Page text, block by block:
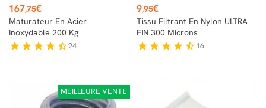
Prix
167,75€
Maturateur En Acier
Inoxydable 200 Kg
star star star star star_half24
Prix
9,95€
Tissu Filtrant En Nylon ULTRA
FIN 300 Microns
star star star star star_half 16
MEILLEURE VENTE